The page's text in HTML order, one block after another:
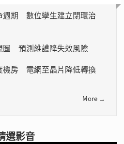
週期 數位孿生建立閉環治
圖 預測維護降失效風險
機房 電網至晶片降低轉換
More →
選影音